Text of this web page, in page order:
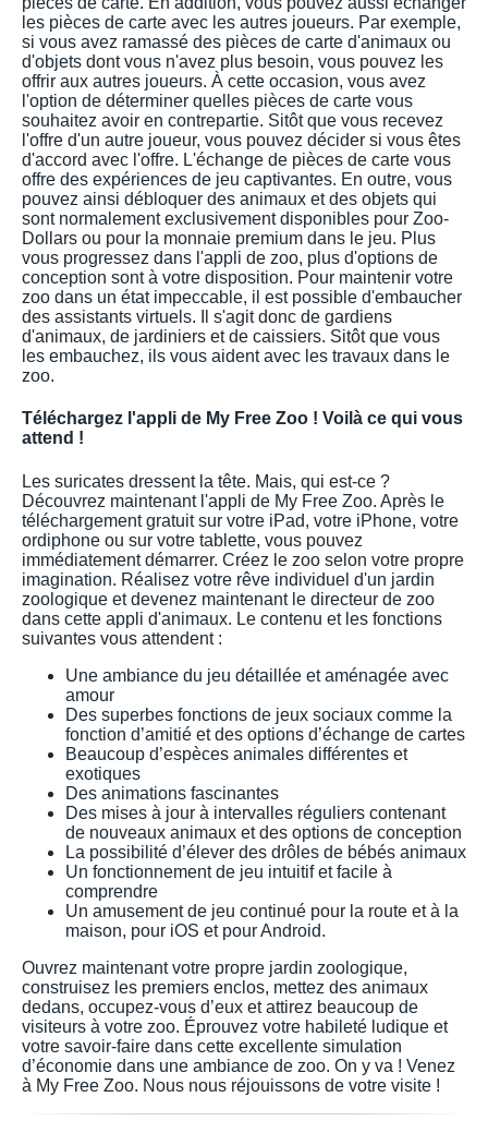
les pièces de carte avec les autres joueurs. Par exemple,
si vous avez ramassé des pièces de carte d'animaux ou
d'objets dont vous n'avez plus besoin, vous pouvez les
offrir aux autres joueurs. À cette occasion, vous avez
l'option de déterminer quelles pièces de carte vous
souhaitez avoir en contrepartie. Sitôt que vous recevez
l'offre d'un autre joueur, vous pouvez décider si vous êtes
d'accord avec l'offre. L'échange de pièces de carte vous
offre des expériences de jeu captivantes. En outre, vous
pouvez ainsi débloquer des animaux et des objets qui
sont normalement exclusivement disponibles pour Zoo-
Dollars ou pour la monnaie premium dans le jeu. Plus
vous progressez dans l'appli de zoo, plus d'options de
conception sont à votre disposition. Pour maintenir votre
zoo dans un état impeccable, il est possible d'embaucher
des assistants virtuels. Il s'agit donc de gardiens
d'animaux, de jardiniers et de caissiers. Sitôt que vous
les embauchez, ils vous aident avec les travaux dans le
zoo.
Téléchargez l'appli de My Free Zoo ! Voilà ce qui vous
attend !
Les suricates dressent la tête. Mais, qui est-ce ?
Découvrez maintenant l'appli de My Free Zoo. Après le
téléchargement gratuit sur votre iPad, votre iPhone, votre
ordiphone ou sur votre tablette, vous pouvez
immédiatement démarrer. Créez le zoo selon votre propre
imagination. Réalisez votre rêve individuel d'un jardin
zoologique et devenez maintenant le directeur de zoo
dans cette appli d'animaux. Le contenu et les fonctions
suivantes vous attendent :
Une ambiance du jeu détaillée et aménagée avec
amour
Des superbes fonctions de jeux sociaux comme la
fonction d’amitié et des options d’échange de cartes
Beaucoup d’espèces animales différentes et
exotiques
Des animations fascinantes
Des mises à jour à intervalles réguliers contenant
de nouveaux animaux et des options de conception
La possibilité d’élever des drôles de bébés animaux
Un fonctionnement de jeu intuitif et facile à
comprendre
Un amusement de jeu continué pour la route et à la
maison, pour iOS et pour Android.
Ouvrez maintenant votre propre jardin zoologique,
construisez les premiers enclos, mettez des animaux
dedans, occupez-vous d’eux et attirez beaucoup de
visiteurs à votre zoo. Éprouvez votre habileté ludique et
votre savoir-faire dans cette excellente simulation
d’économie dans une ambiance de zoo. On y va ! Venez
à My Free Zoo. Nous nous réjouissons de votre visite !